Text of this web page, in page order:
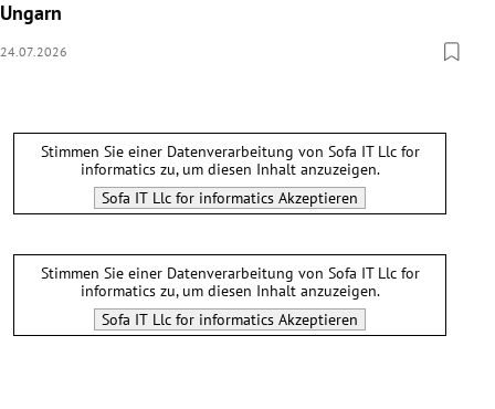
Ungarn
24.07.2026
Stimmen Sie einer Datenverarbeitung von Sofa IT Llc for
informaticszu, um diesen Inhalt anzuzeigen.
Sofa IT Llc for informatics Akzeptieren
Stimmen Sie einer Datenverarbeitung von Sofa IT Llc for
informaticszu, um diesen Inhalt anzuzeigen.
Sofa IT Llc for informatics Akzeptieren